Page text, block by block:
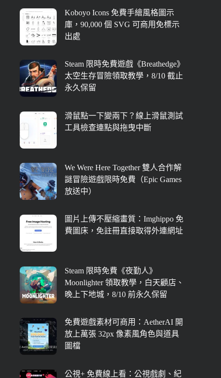
Koboyo Icons 免費手繪風格圖示
庫，90,000 個 SVG 可商用免標示
出處
Steam 限時免費遊戲《Breathedge》
太空生存冒險領取教學，8/10 截止
永久保留
滑鼠點一下變兩下？線上滑鼠測試
工具檢查連點與拖曳中斷
We Were Here Together 雙人合作解
謎冒險遊戲限時免費（Epic Games
放送中）
圖片上傳不壓縮畫質：Imghippo 免
費圖床，免註冊直接取得外連網址
Steam 限時免費《夜勤人》
Moonlighter 領取教學，白天顧店、
晚上下地城，8/10 前永久保留
免費遊戲素材可商用：AetherAI 開
放上萬張 32px 像素風角色與道具
圖檔
公視+ 免費線上看：公視戲劇、紀